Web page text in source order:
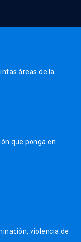
áreas de la
que ponga en
violencia de